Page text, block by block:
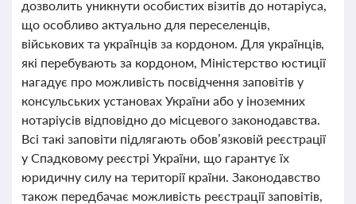
дозволить уникнути особистих візитів до нотаріуса,
що особливо актуально для переселенців,
військових та українців за кордоном. Для українців,
які перебувають за кордоном, Міністерство юстиції
нагадує про можливість посвідчення заповітів у
консульських установах України або у іноземних
нотаріусів відповідно до місцевого законодавства.
Всі такі заповіти підлягають обов’язковій реєстрації
у Спадковому реєстрі України, що гарантує їх
юридичну силу на території країни. Законодавство
також передбачає можливість реєстрації заповітів,